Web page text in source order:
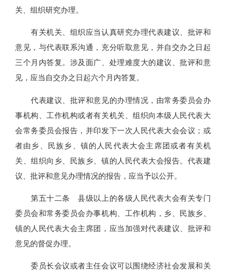
关、组织研究办理。
有关机关、组织应当认真研究办理代表建议、批评和
意见，与代表联系沟通，充分听取意见，并自交办之日起
三个月内答复。涉及面广、处理难度大的建议、批评和意
见，应当自交办之日起六个月内答复。
代表建议、批评和意见的办理情况，由常务委员会办
事机构、工作机构或者有关机关、组织向本级人民代表大
会常务委员会报告，并印发下一次人民代表大会会议；或
者由乡、民族乡、镇的人民代表大会主席团或者有关机
关、组织向乡、民族乡、镇的人民代表大会报告。代表建
议、批评和意见办理情况的报告，应当予以公开。
第五十二条 县级以上的各级人民代表大会有关专门
委员会和常务委员会办事机构、工作机构，乡、民族乡、
镇的人民代表大会主席团，应当加强对代表建议、批评和
意见的督促办理。
委员长会议或者主任会议可以围绕经济社会发展和关